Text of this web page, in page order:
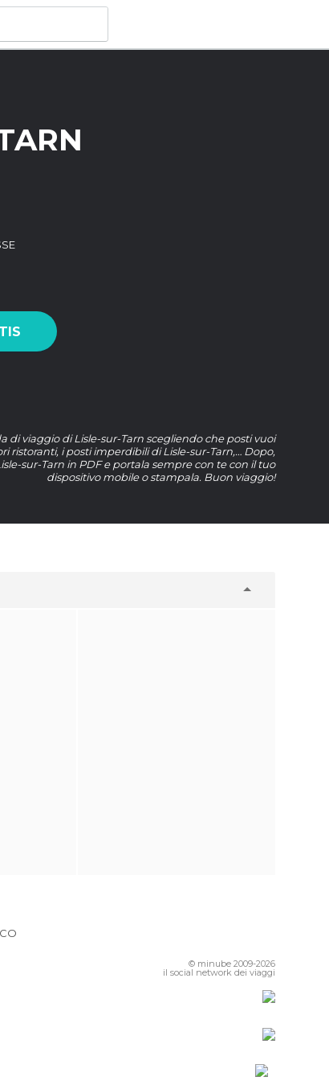
di viaggio di Lisle-sur-Tarn scegliendo che posti vuoi
ristoranti, i posti imperdibili di Lisle-sur-Tarn,… Dopo,
sur-Tarn in PDF e portala sempre con te con il tuo
dispositivo mobile o stampala. Buon viaggio!
© minube 2009-2026
il social network dei viaggi